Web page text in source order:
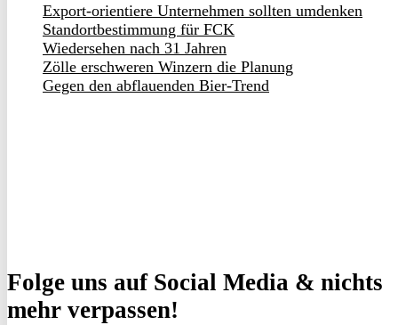
Export-orientiere Unternehmen sollten umdenken
Standortbestimmung für FCK
Wiedersehen nach 31 Jahren
Zölle erschweren Winzern die Planung
Gegen den abflauenden Bier-Trend
Folge uns auf Social Media & nichts
mehr verpassen!